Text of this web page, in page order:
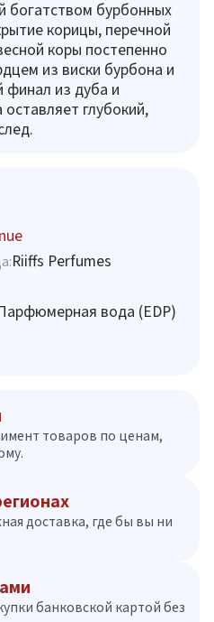
богатством бурбонных
корицы, перечной
коры постепенно
из виски бурбона и
из дуба и
оставляет глубокий,
Riiffs Perfumes
вода (EDP)
товаров по ценам,
доставка, где бы вы ни
банковской картой без